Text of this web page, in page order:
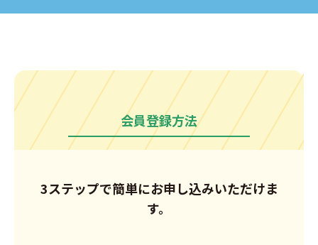
会員登録方法
3ステップで簡単にお申し込みいただけま
す。